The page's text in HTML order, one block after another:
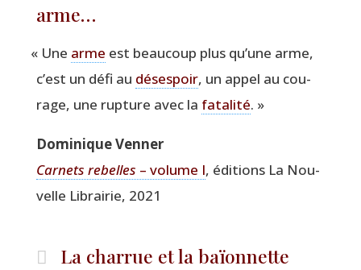
arme…
« Une arme est beau­coup plus qu’une arme,
c’est un défi au déses­poir, un appel au cou­
rage, une rup­ture avec la fata­li­té. »
Domi­nique Venner
Car­nets rebelles – volume I, édi­tions La Nou­
velle Librai­rie, 2021
La charrue et la baïonnette